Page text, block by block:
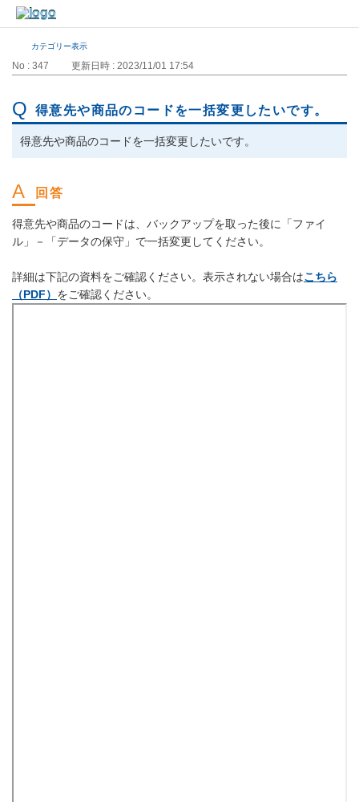
カテゴリー表示
No : 347 更新日時 : 2023/11/01 17:54
得意先や商品のコードを一括変更したいです。
得意先や商品のコードを一括変更したいです。
得意先や商品のコードは、バックアップを取った後に「ファイ
ル」－「データの保守」で一括変更してください。
詳細は下記の資料をご確認ください。表示されない場合はこちら
（PDF） をご確認ください。